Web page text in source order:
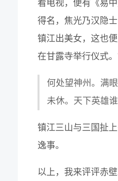
看电视，便有《易
得名，焦光乃汉隐
镇江出美女，这也
在甘露寺举行仪式
何处望神州。满
未休。天下英雄
镇江三山与三国扯
逸事。
以上，我来评评赤